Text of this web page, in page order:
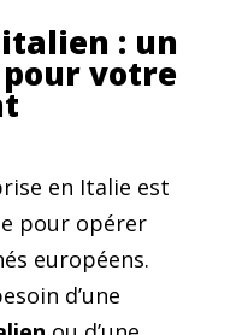
: un
votre
en Italie est
pour opérer
européens.
d’une